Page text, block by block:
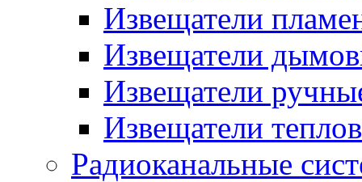
Извещатели
Извещатели
Извещатели
Извещатели
Радиоканальные